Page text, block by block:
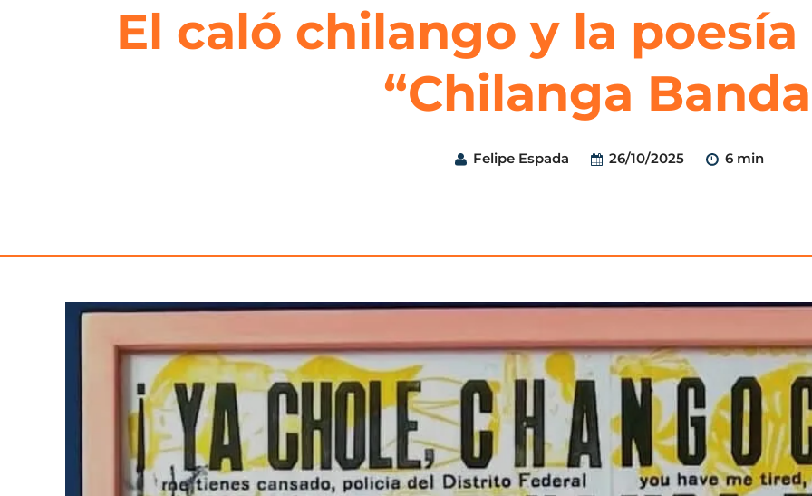
El caló chilango y la
“Chilanga
Felipe Espada 26/10/2025 6 min